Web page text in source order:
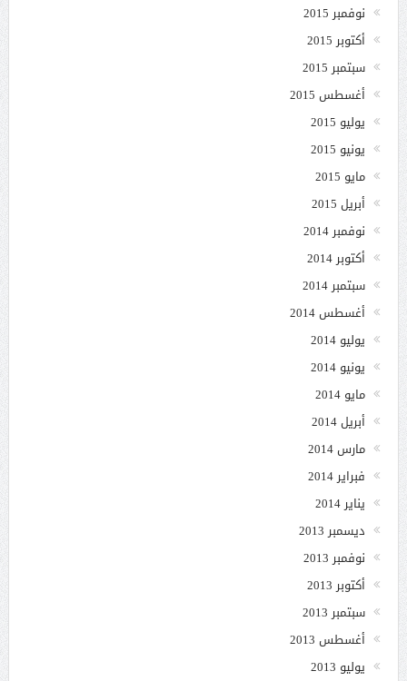
نوفمبر 2015
أكتوبر 2015
سبتمبر 2015
أغسطس 2015
يوليو 2015
يونيو 2015
مايو 2015
أبريل 2015
نوفمبر 2014
أكتوبر 2014
سبتمبر 2014
أغسطس 2014
يوليو 2014
يونيو 2014
مايو 2014
أبريل 2014
مارس 2014
فبراير 2014
يناير 2014
ديسمبر 2013
نوفمبر 2013
أكتوبر 2013
سبتمبر 2013
أغسطس 2013
يوليو 2013